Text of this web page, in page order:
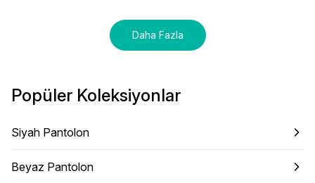
Daha Fazla
Popüler Koleksiyonlar
Siyah Pantolon
Beyaz Pantolon